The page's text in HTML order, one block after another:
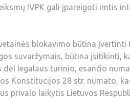
IVPK gali įpareigoti imtis
blokavimo būtina
suvaržymais, būtina įsitikinti,
dėl legalaus turinio, esančio
Konstitucijos 28 str. numato,
privalo laikytis Lietuvos